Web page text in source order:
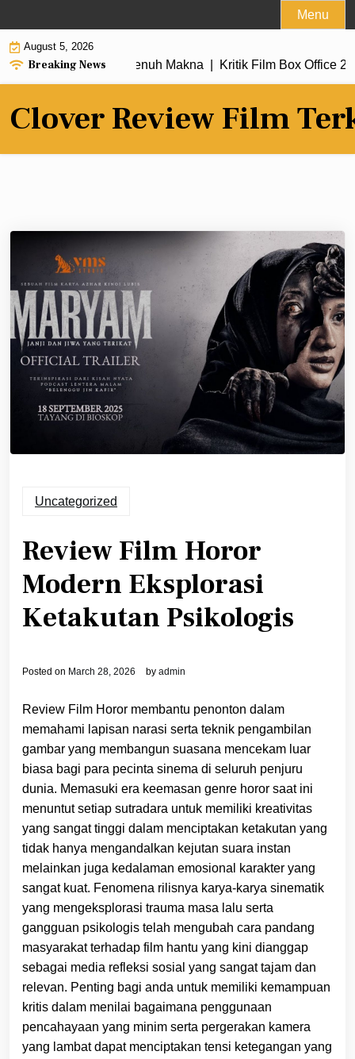
to
content
Menu
August 5, 2026
Breaking News
Alur Cerita Penuh Makna |Kritik Film Box Office 2026
Clover Review Film
Uncategorized
Review Film Horor
Modern Eksplorasi
Ketakutan Psikologis
Posted on March 28, 2026 by admin
Review Film Horor membantu penonton dalam
memahami lapisan narasi serta teknik pengambilan
gambar yang membangun suasana mencekam luar
biasa bagi para pecinta sinema di seluruh penjuru
dunia. Memasuki era keemasan genre horor saat ini
menuntut setiap sutradara untuk memiliki kreativitas
yang sangat tinggi dalam menciptakan ketakutan yang
tidak hanya mengandalkan kejutan suara instan
melainkan juga kedalaman emosional karakter yang
sangat kuat. Fenomena rilisnya karya-karya sinematik
yang mengeksplorasi trauma masa lalu serta
gangguan psikologis telah mengubah cara pandang
masyarakat terhadap film hantu yang kini dianggap
sebagai media refleksi sosial yang sangat tajam dan
relevan. Penting bagi anda untuk memiliki kemampuan
kritis dalam menilai bagaimana penggunaan
pencahayaan yang minim serta pergerakan kamera
yang lambat dapat menciptakan tensi ketegangan yang